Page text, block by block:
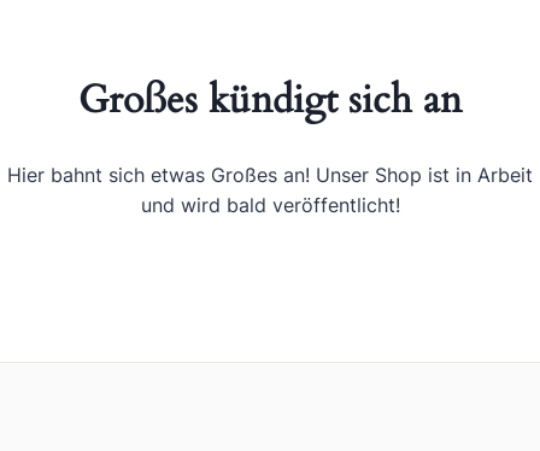
Großes kündigt sich an
Hier bahnt sich etwas Großes an! Unser Shop ist in Arbeit
und wird bald veröffentlicht!